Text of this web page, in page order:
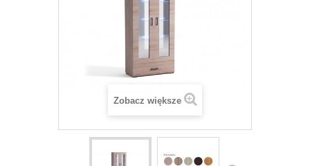
Zobacz większe